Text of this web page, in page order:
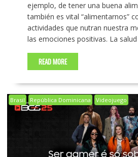
ejemplo, de tener una buena
también es vital “alimentarnos”
actividades que nutran nuestra
las emociones positivas. La
READ MORE
Brasil República Dominicana Videojuego